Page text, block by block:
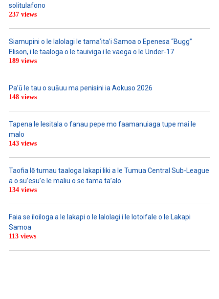
solitulafono
237 views
Siamupini o le lalolagi le tama’ita’i Samoa o Epenesa “Bugg”
Elison, i le taaloga o le tauiviga i le vaega o le Under-17
189 views
Pa’ū le tau o suāuu ma penisini ia Aokuso 2026
148 views
Tapena le lesitala o fanau pepe mo faamanuiaga tupe mai le
malo
143 views
Taofia lē tumau taaloga lakapi liki a le Tumua Central Sub-League
a o su’esu’e le maliu o se tama ta’alo
134 views
Faia se iloiloga a le lakapi o le lalolagi i le lotoifale o le Lakapi
Samoa
113 views